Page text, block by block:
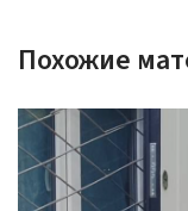
Похожие